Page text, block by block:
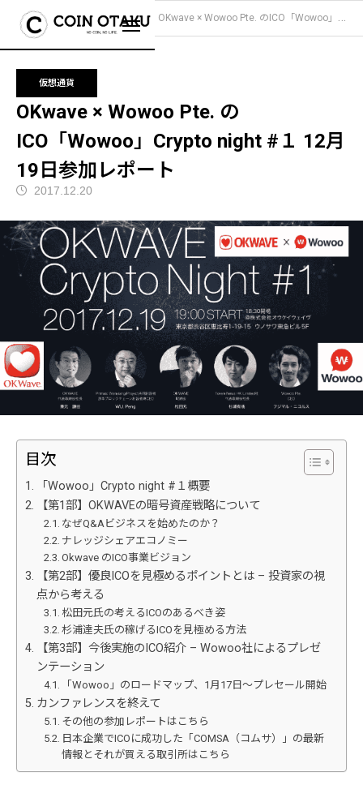
ブログ 仮想通貨 OKwave × Wowoo Pte. のICO「Wowoo」Crypto night #１ 12月19日参加レポート
仮想通貨
OKwave × Wowoo Pte. の
ICO「Wowoo」Crypto night #１ 12月
19日参加レポート
2017.12.20
目次
「Wowoo」Crypto night #１概要
【第1部】OKWAVEの暗号資産戦略について
なぜQ&Aビジネスを始めたのか？
ナレッジシェアエコノミー
Okwave のICO事業ビジョン
【第2部】優良ICOを見極めるポイントとは – 投資家の視
点から考える
松田元氏の考えるICOのあるべき姿
杉浦達夫氏の稼げるICOを見極める方法
【第3部】今後実施のICO紹介 – Wowoo社によるプレゼ
ンテーション
「Wowoo」のロードマップ、1月17日～プレセール開始
カンファレンスを終えて
その他の参加レポートはこちら
日本企業でICOに成功した「COMSA（コムサ）」の最新
情報とそれが買える取引所はこちら